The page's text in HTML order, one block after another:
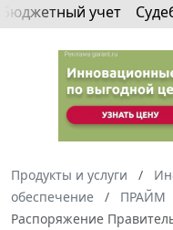
Бюджетный учет
Продукты и услуги
обеспечение
ПРАЙМ
Распоряжение